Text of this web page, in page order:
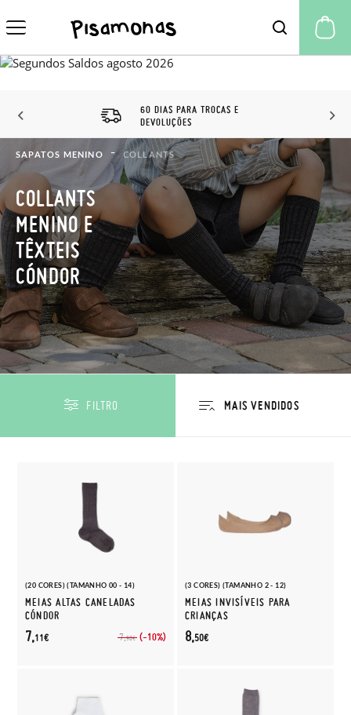
60 DIAS PARA TROCAS E
DEVOLUÇÕES
SAPATOS MENINO COLLANTS
COLLANTS
MENINO E
TÊXTEIS
CÓNDOR
FILTRO
(20 CORES) (TAMANHO 00 - 14)
MEIAS ALTAS CANELADAS
CÓNDOR
7,90€ (-10%)
7,11€
(3 CORES) (TAMANHO 2 - 12)
MEIAS INVISÍVEIS PARA
CRIANÇAS
8,50€